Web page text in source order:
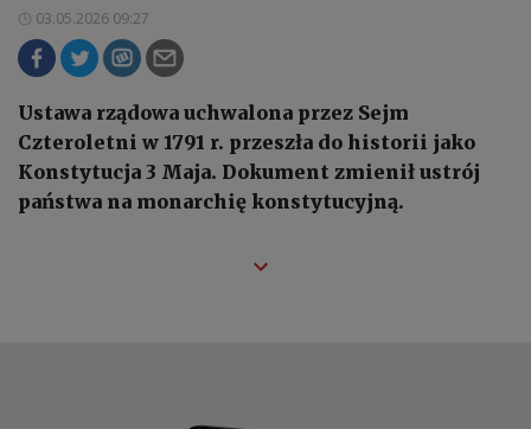
03.05.2026 09:27
Ustawa rządowa uchwalona przez Sejm
Czteroletni w 1791 r. przeszła do historii jako
Konstytucja 3 Maja. Dokument zmienił ustrój
państwa na monarchię konstytucyjną.